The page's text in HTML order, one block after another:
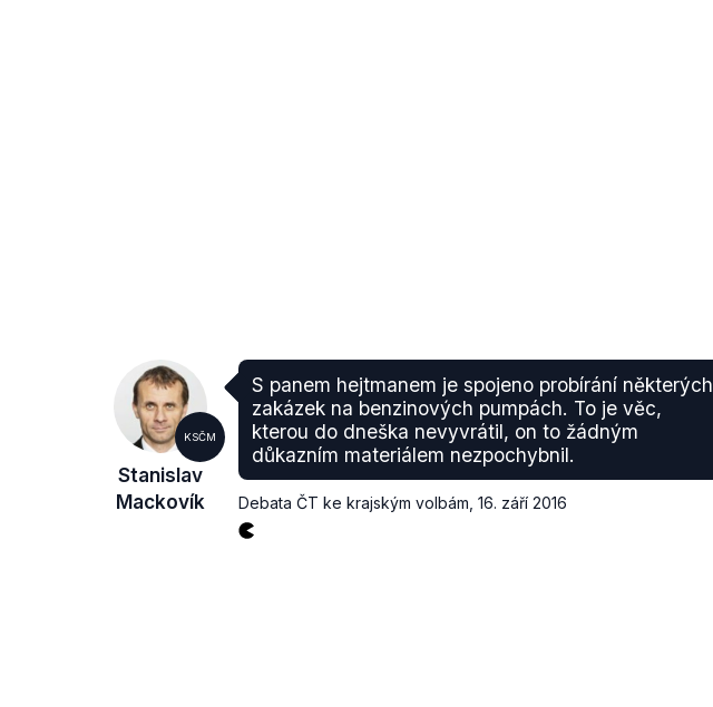
KSČM
Stanislav
Mackovík
S panem hejtmanem je spojeno probírání některých
zakázek na benzinových pumpách. To je věc,
kterou do dneška nevyvrátil, on to žádným
důkazním materiálem nezpochybnil.
Debata ČT ke krajským volbám 16. září 2016